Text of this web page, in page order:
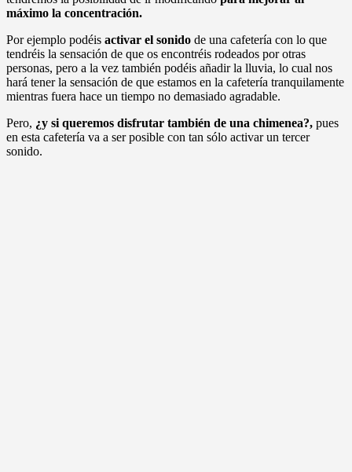
máximo la concentración.
Por ejemplo podéis activar el sonido de una cafetería con lo que
tendréis la sensación de que os encontréis rodeados por otras
personas, pero a la vez también podéis añadir la lluvia, lo cual nos
hará tener la sensación de que estamos en la cafetería tranquilamente
mientras fuera hace un tiempo no demasiado agradable.
Pero, ¿y si queremos disfrutar también de una chimenea?, pues
en esta cafetería va a ser posible con tan sólo activar un tercer
sonido.